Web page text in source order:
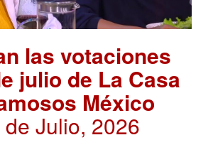
las votaciones
julio de La Casa
México
de Julio, 2026